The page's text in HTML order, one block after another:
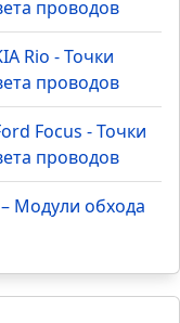
Приора -
и цвета
Гранта - Точки
проводов